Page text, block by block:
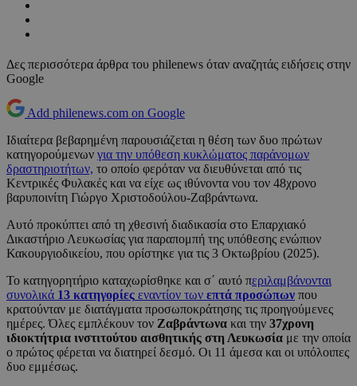
Δες περισσότερα άρθρα του philenews όταν αναζητάς ειδήσεις στην
Google
Add philenews.com on Google
Ιδιαίτερα βεβαρημένη παρουσιάζεται η θέση των δυο πρώτων
κατηγορούμενων για την υπόθεση κυκλώματος παράνομων
δραστηριοτήτων, το οποίο φερόταν να διευθύνεται από τις
Κεντρικές Φυλακές και να είχε ως ιθύνοντα νου τον 48χρονο
βαρυποινίτη Γιώργο Χριστοδούλου-Ζαβράντωνα.
Αυτό προκύπτει από τη χθεσινή διαδικασία στο Επαρχιακό
Δικαστήριο Λευκωσίας για παραπομπή της υπόθεσης ενώπιον
Κακουργιοδικείου, που ορίστηκε για τις 3 Οκτωβρίου (2025).
Το κατηγορητήριο καταχωρίσθηκε και σ΄ αυτό περιλαμβάνονται
συνολικά 13 κατηγορίες εναντίον των επτά προσώπων που
κρατούνταν με διατάγματα προσωποκράτησης τις προηγούμενες
ημέρες. Όλες εμπλέκουν τον Ζαβράντωνα και την 37χρονη
ιδιοκτήτρια ινστιτούτου αισθητικής στη Λευκωσία με την οποία
ο πρώτος φέρεται να διατηρεί δεσμό. Οι 11 άμεσα και οι υπόλοιπες
δυο εμμέσως.